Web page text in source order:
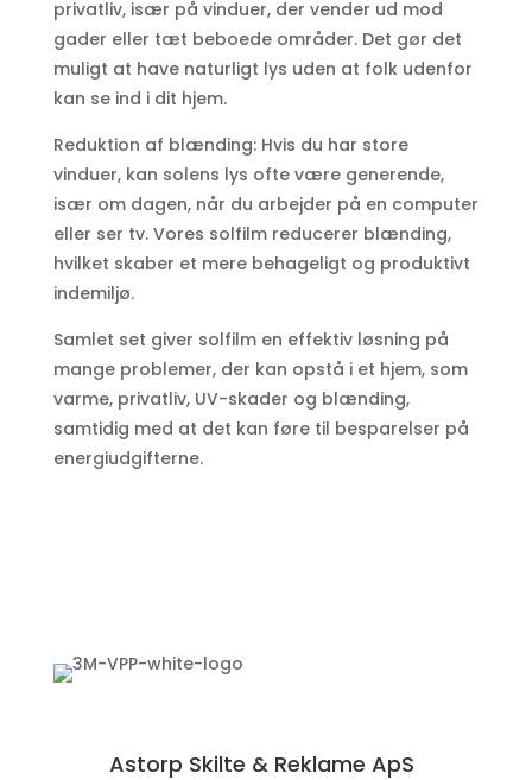
privatliv, især på vinduer, der vender ud mod
gader eller tæt beboede områder. Det gør det
muligt at have naturligt lys uden at folk udenfor
kan se ind i dit hjem.
Reduktion af blænding: Hvis du har store
vinduer, kan solens lys ofte være generende,
især om dagen, når du arbejder på en computer
eller ser tv. Vores solfilm reducerer blænding,
hvilket skaber et mere behageligt og produktivt
indemiljø.
Samlet set giver solfilm en effektiv løsning på
mange problemer, der kan opstå i et hjem, som
varme, privatliv, UV-skader og blænding,
samtidig med at det kan føre til besparelser på
energiudgifterne.
Astorp Skilte & Reklame ApS